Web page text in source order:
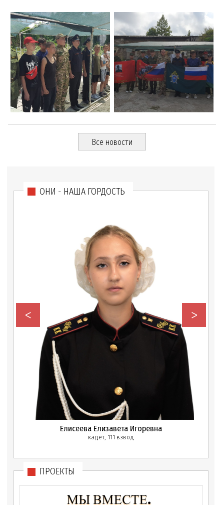
Все новости
ОНИ - НАША ГОРДОСТЬ
Елисеева Елизавета Игоревна
кадет, 111 взвод
< >
ПРОЕКТЫ